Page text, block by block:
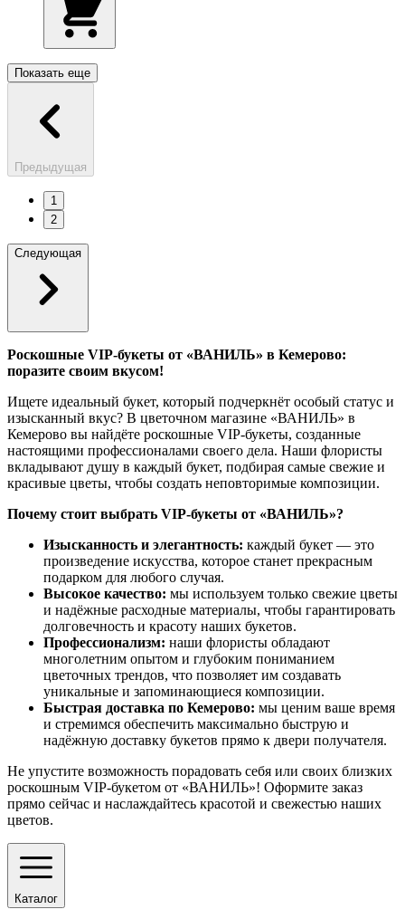
Показать еще
Предыдущая
1
2
Следующая
Роскошные VIP-букеты от «ВАНИЛЬ» в Кемерово:
поразите своим вкусом!
Ищете идеальный букет, который подчеркнёт особый статус и
изысканный вкус? В цветочном магазине «ВАНИЛЬ» в
Кемерово вы найдёте роскошные VIP-букеты, созданные
настоящими профессионалами своего дела. Наши флористы
вкладывают душу в каждый букет, подбирая самые свежие и
красивые цветы, чтобы создать неповторимые композиции.
Почему стоит выбрать VIP-букеты от «ВАНИЛЬ»?
Изысканность и элегантность: каждый букет — это
произведение искусства, которое станет прекрасным
подарком для любого случая.
Высокое качество: мы используем только свежие цветы
и надёжные расходные материалы, чтобы гарантировать
долговечность и красоту наших букетов.
Профессионализм: наши флористы обладают
многолетним опытом и глубоким пониманием
цветочных трендов, что позволяет им создавать
уникальные и запоминающиеся композиции.
Быстрая доставка по Кемерово: мы ценим ваше время
и стремимся обеспечить максимально быструю и
надёжную доставку букетов прямо к двери получателя.
Не упустите возможность порадовать себя или своих близких
роскошным VIP-букетом от «ВАНИЛЬ»! Оформите заказ
прямо сейчас и наслаждайтесь красотой и свежестью наших
цветов.
Каталог